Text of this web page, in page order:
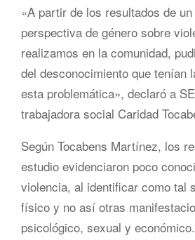
«A partir de los resultados de
perspectiva de género sobre
realizamos en la comunidad,
del desconocimiento que tenían
esta problemática», declaró a
trabajadora social Caridad
Según Tocabens Martínez, los
estudio evidenciaron poco
violencia, al identificar como tal
físico y no así otras
psicológico, sexual y económico.